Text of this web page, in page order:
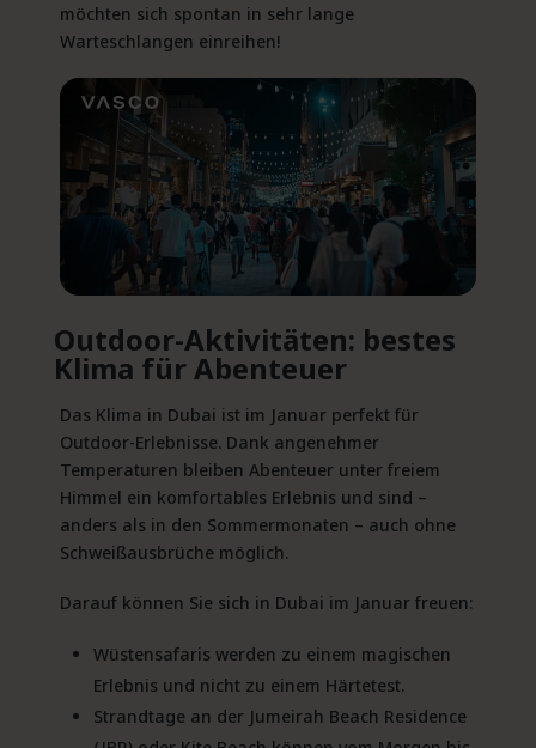
möchten sich spontan in sehr lange
Warteschlangen einreihen!
Outdoor-Aktivitäten: bestes
Klima für Abenteuer
Das Klima in Dubai ist im Januar perfekt für
Outdoor-Erlebnisse. Dank angenehmer
Temperaturen bleiben Abenteuer unter freiem
Himmel ein komfortables Erlebnis und sind –
anders als in den Sommermonaten – auch ohne
Schweißausbrüche möglich.
Darauf können Sie sich in Dubai im Januar freuen:
Wüstensafaris werden zu einem magischen
Erlebnis und nicht zu einem Härtetest.
Strandtage an der Jumeirah Beach Residence